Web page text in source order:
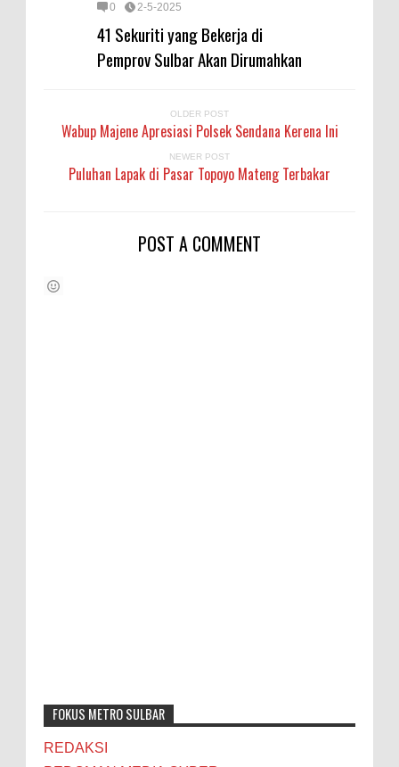
0 2-5-2025
41 Sekuriti yang Bekerja di
Pemprov Sulbar Akan Dirumahkan
OLDER POST
Wabup Majene Apresiasi Polsek Sendana Kerena Ini
NEWER POST
Puluhan Lapak di Pasar Topoyo Mateng Terbakar
POST A COMMENT
FOKUS METRO SULBAR
REDAKSI